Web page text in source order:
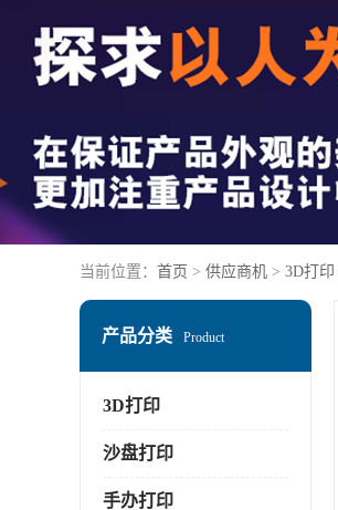
当前位置： 首页 > 供应商机 > 3D打印
产品分类 Product
3D打印
沙盘打印
手办打印